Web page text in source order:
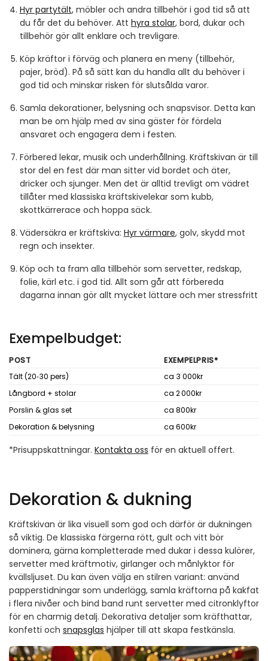
Hyr partytält, möbler och andra tillbehör i god tid så att
du får det du behöver. Att hyra stolar, bord, dukar och
tillbehör gör allt enklare och trevligare.
Köp kräftor i förväg och planera en meny (tillbehör,
pajer, bröd). På så sätt kan du handla allt du behöver i
god tid och minskar risken för slutsålda varor.
Samla dekorationer, belysning och snapsvisor. Detta kan
man be om hjälp med av sina gäster för fördela
ansvaret och engagera dem i festen.
Förbered lekar, musik och underhållning. Kräftskivan är till
stor del en fest där man sitter vid bordet och äter,
dricker och sjunger. Men det är alltid trevligt om vädret
tillåter med klassiska kräftskivelekar som kubb,
skottkärrerace och hoppa säck.
Vädersäkra er kräftskiva: Hyr värmare, golv, skydd mot
regn och insekter.
Köp och ta fram alla tillbehör som servetter, redskap,
folie, kärl etc. i god tid. Allt som går att förbereda
dagarna innan gör allt mycket lättare och mer stressfritt
Exempelbudget:
POST
EXEMPELPRIS*
Tält (20‑30 pers)
ca 3 000kr
Långbord + stolar
ca 2 000kr
Porslin & glas set
ca 800kr
Dekoration & belysning
ca 600kr
*Prisuppskattningar. Kontakta oss för en aktuell offert.
Dekoration & dukning
Kräftskivan är lika visuell som god och därför är dukningen
så viktig. De klassiska färgerna rött, gult och vitt bör
dominera, gärna kompletterade med dukar i dessa kulörer,
servetter med kräftmotiv, girlanger och månlyktor för
kvällsljuset. Du kan även välja en stilren variant: använd
papperstidningar som underlägg, samla kräftorna på kakfat
i flera nivåer och bind band runt servetter med citronklyftor
för en charmig detalj. Dekorativa detaljer som kräfthattar,
konfetti och snapsglas hjälper till att skapa festkänsla.